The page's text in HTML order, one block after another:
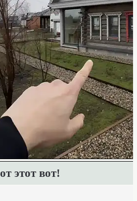
этот вот!